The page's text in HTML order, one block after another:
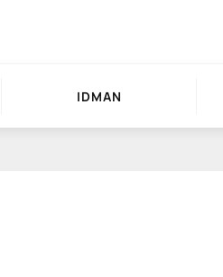
IDMAN